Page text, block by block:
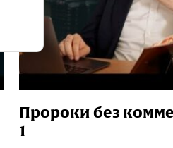
Пророки без
1